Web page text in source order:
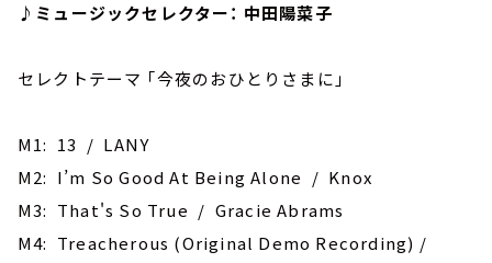
♪ミュージックセレクター： 中田陽菜子
セレクトテーマ ｢今夜のおひとりさまに｣
M1: 13 / LANY
M2: I’m So Good At Being Alone / Knox
M3: That's So True / Gracie Abrams
M4: Treacherous (Original Demo Recording) /